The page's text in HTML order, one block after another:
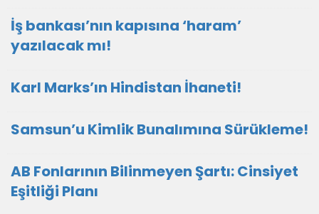
İş bankası’nın kapısına ‘haram’
yazılacak mı!
Karl Marks’ın Hindistan İhaneti!
Samsun’u Kimlik Bunalımına Sürükleme!
AB Fonlarının Bilinmeyen Şartı: Cinsiyet
Eşitliği Planı